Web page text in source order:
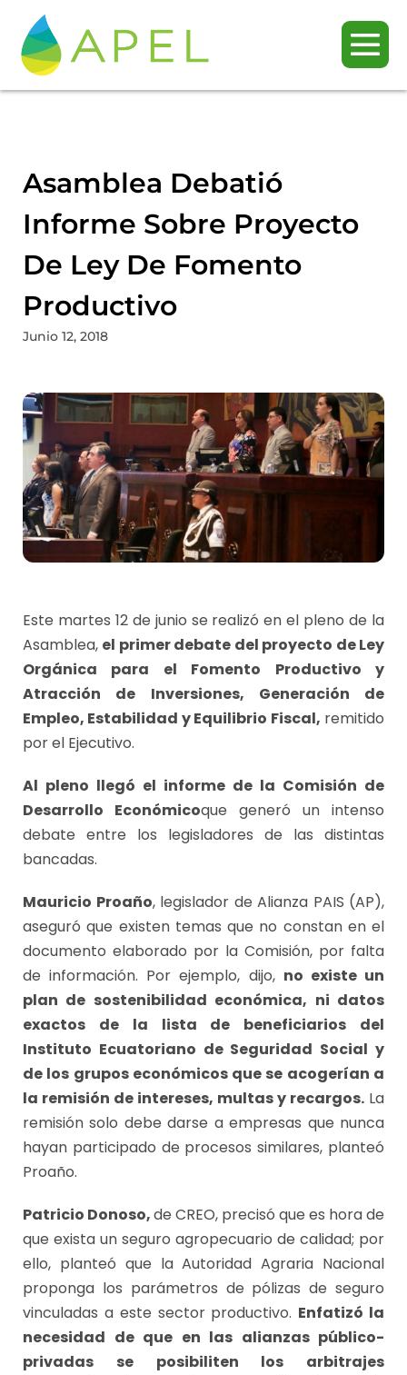
Asamblea Debatió
Informe Sobre Proyecto
De Ley De Fomento
Productivo
Junio 12, 2018
Este martes 12 de junio se realizó en el pleno de la
Asamblea, el primer debate del proyecto de Ley
Orgánica para el Fomento Productivo y
Atracción de Inversiones, Generación de
Empleo, Estabilidad y Equilibrio Fiscal, remitido
por el Ejecutivo.
Al pleno llegó el informe de la Comisión de
Desarrollo Económicoque generó un intenso
debate entre los legisladores de las distintas
bancadas.
Mauricio Proaño, legislador de Alianza PAIS (AP),
aseguró que existen temas que no constan en el
documento elaborado por la Comisión, por falta
de información. Por ejemplo, dijo, no existe un
plan de sostenibilidad económica, ni datos
exactos de la lista de beneficiarios del
Instituto Ecuatoriano de Seguridad Social y
de los grupos económicos que se acogerían a
la remisión de intereses, multas y recargos. La
remisión solo debe darse a empresas que nunca
hayan participado de procesos similares, planteó
Proaño.
Patricio Donoso,de CREO, precisó que es hora de
que exista un seguro agropecuario de calidad; por
ello, planteó que la Autoridad Agraria Nacional
proponga los parámetros de pólizas de seguro
vinculadas a este sector productivo. Enfatizó la
necesidad de que en las alianzas público-
privadas se posibiliten los arbitrajes